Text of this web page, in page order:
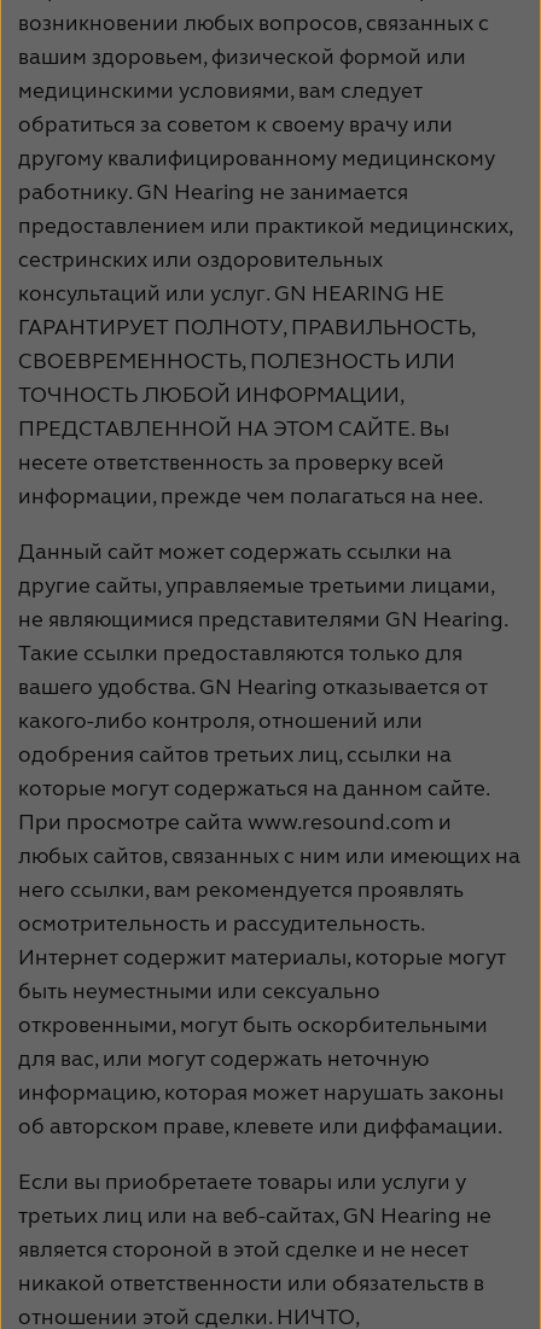
возникновении любых вопросов, связанных с
вашим здоровьем, физической формой или
медицинскими условиями, вам следует
обратиться за советом к своему врачу или
другому квалифицированному медицинскому
работнику. GN Hearing не занимается
предоставлением или практикой медицинских,
сестринских или оздоровительных
консультаций или услуг. GN HEARING НЕ
ГАРАНТИРУЕТ ПОЛНОТУ, ПРАВИЛЬНОСТЬ,
СВОЕВРЕМЕННОСТЬ, ПОЛЕЗНОСТЬ ИЛИ
ТОЧНОСТЬ ЛЮБОЙ ИНФОРМАЦИИ,
ПРЕДСТАВЛЕННОЙ НА ЭТОМ САЙТЕ. Вы
несете ответственность за проверку всей
информации, прежде чем полагаться на нее.
Данный сайт может содержать ссылки на
другие сайты, управляемые третьими лицами,
не являющимися представителями GN Hearing.
Такие ссылки предоставляются только для
вашего удобства. GN Hearing отказывается от
какого-либо контроля, отношений или
одобрения сайтов третьих лиц, ссылки на
которые могут содержаться на данном сайте.
При просмотре сайта www.resound.com и
любых сайтов, связанных с ним или имеющих на
него ссылки, вам рекомендуется проявлять
осмотрительность и рассудительность.
Интернет содержит материалы, которые могут
быть неуместными или сексуально
откровенными, могут быть оскорбительными
для вас, или могут содержать неточную
информацию, которая может нарушать законы
об авторском праве, клевете или диффамации.
Если вы приобретаете товары или услуги у
третьих лиц или на веб-сайтах, GN Hearing не
является стороной в этой сделке и не несет
никакой ответственности или обязательств в
отношении этой сделки. НИЧТО,